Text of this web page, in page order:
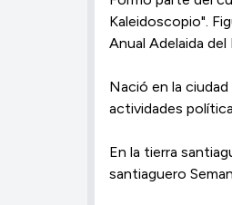
Kaleidoscopio".
Anual Adelaida del
Nació en la
actividades
En la tierra
santiaguero